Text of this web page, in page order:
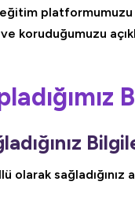
platformumuzu
koruduğumuzu
olarak